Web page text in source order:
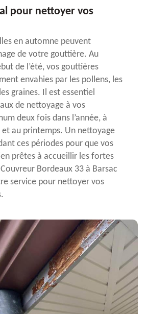
pour nettoyer vos
en automne peuvent
de votre gouttière. Au
de l’été, vos gouttières
envahies par les pollens, les
graines. Il est essentiel
de nettoyage à vos
deux fois dans l’année, à
au printemps. Un nettoyage
ces périodes pour que vos
prêtes à accueillir les fortes
Bordeaux 33 à Barsac
service pour nettoyer vos